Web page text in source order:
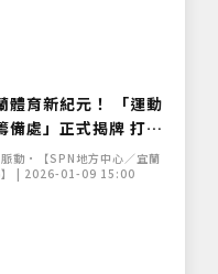
體育新紀元！ 「運動
備處」正式揭牌 打造
運動之都
動•【SPN地方中心／宜蘭
】 | 2026-01-09 15:00